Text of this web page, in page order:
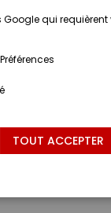
Google qui
TOUT ACCEPTER